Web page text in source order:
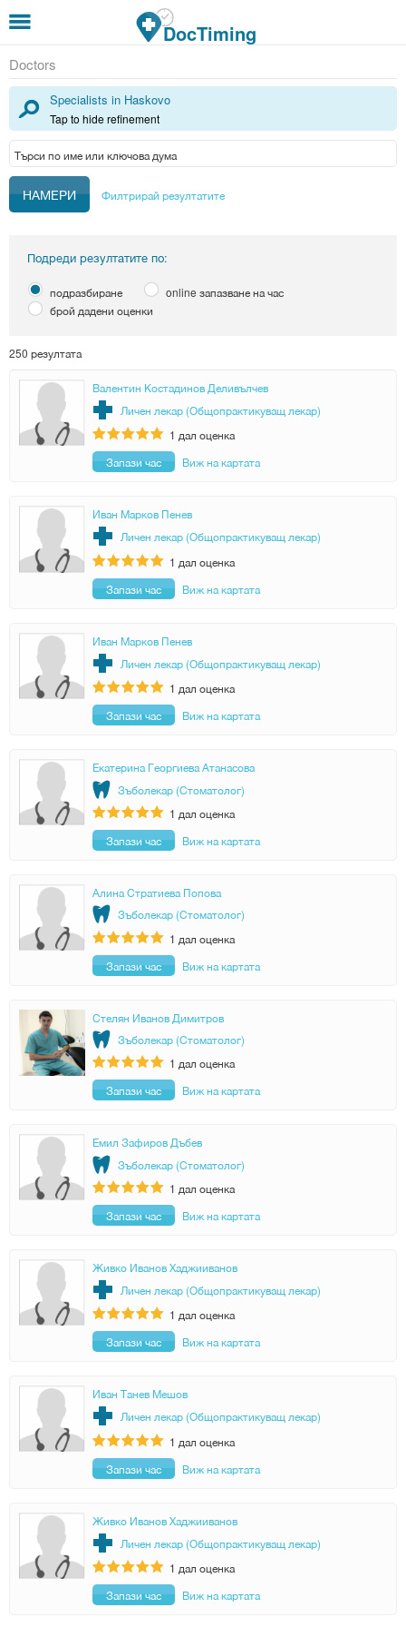
Премини към основното съдържание
DocTiming
Doctors
Specialists in Haskovo
Tap to hide refinement
Филтрирай резултатите
Подреди резултатите по:
подразбиране
online запазване на час
брой дадени оценки
250 резултата
Валентин Костадинов Деливълчев
Личен лекар (Общопрактикуващ лекар)
1 дал оценка
Запази час
Виж на картата
Иван Марков Пенев
Личен лекар (Общопрактикуващ лекар)
1 дал оценка
Запази час
Виж на картата
Иван Марков Пенев
Личен лекар (Общопрактикуващ лекар)
1 дал оценка
Запази час
Виж на картата
Екатерина Георгиева Атанасова
Зъболекар (Стоматолог)
1 дал оценка
Запази час
Виж на картата
Алина Стратиева Попова
Зъболекар (Стоматолог)
1 дал оценка
Запази час
Виж на картата
Стелян Иванов Димитров
Зъболекар (Стоматолог)
1 дал оценка
Запази час
Виж на картата
Емил Зафиров Дъбев
Зъболекар (Стоматолог)
1 дал оценка
Запази час
Виж на картата
Живко Иванов Хаджииванов
Личен лекар (Общопрактикуващ лекар)
1 дал оценка
Запази час
Виж на картата
Иван Танев Мешов
Личен лекар (Общопрактикуващ лекар)
1 дал оценка
Запази час
Виж на картата
Живко Иванов Хаджииванов
Личен лекар (Общопрактикуващ лекар)
1 дал оценка
Запази час
Виж на картата